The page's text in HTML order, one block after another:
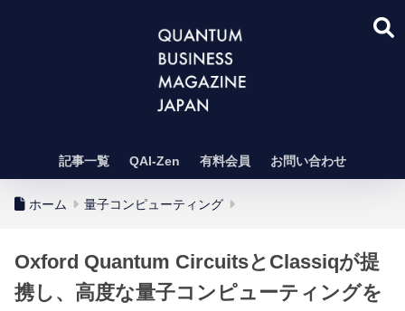
記事一覧 QAI-Zen 有料会員 お問い合わせ
ホーム 量子コンピューティング
Oxford Quantum CircuitsとClassiqが提
携し、高度な量子コンピューティングを